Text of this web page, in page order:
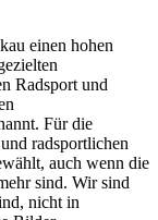
einen hohen
Radsport und
Für die
radsportlichen
auch wenn die
sind. Wir sind
nicht in